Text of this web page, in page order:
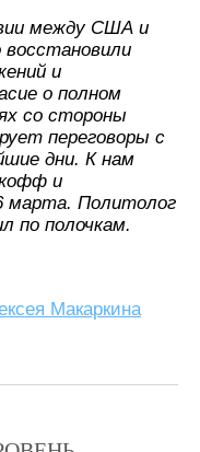
между США и
и
о полном
со стороны
переговоры с
дни. К нам
и
марта. Политолог
по полочкам.
Макаркина